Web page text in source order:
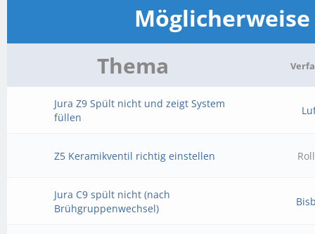
Thema
Jura Z9 Spült nicht und zeigt System
füllen
Z5 Keramikventil richtig einstellen
Jura C9 spült nicht (nach
Brühgruppenwechsel)